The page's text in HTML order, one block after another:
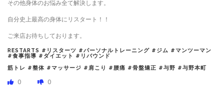
その他身体のお悩み全て解決します。
自分史上最高の身体にリスタート！！
ご来店お待ちしております。
RESTARTS #リスターツ #パーソナルトレーニング #ジム #マンツーマン
#食事指導 #ダイエット #リバウンド
筋トレ #整体 #マッサージ #肩こり #腰痛 #骨盤矯正 #与野 #与野本町
0 0